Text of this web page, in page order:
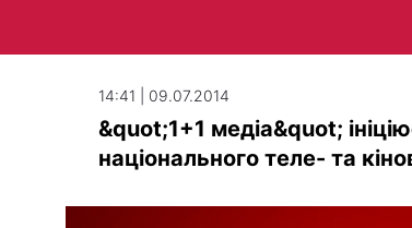
14:41 | 09.07.2014
&quot;1+1 медіа&quot;
національного теле- та